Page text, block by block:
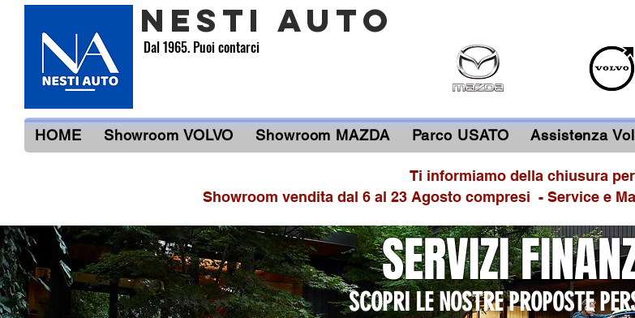
NESTI AUTO
Dal 1965. Puoi contarci
HOME Showroom VOLVO Showroom MAZDA Parco USATO Assistenza
Ti informiamo della chiusura
Showroom vendita dal 6 al 23 Agosto compresi - Service e
SERVIZI
SCOPRI LE NOSTRE PROPOSTE